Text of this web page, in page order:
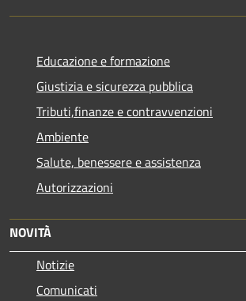
Educazione e formazione
Giustizia e sicurezza pubblica
Tributi,finanze e contravvenzioni
Ambiente
Salute, benessere e assistenza
Autorizzazioni
NOVITÀ
Notizie
Comunicati